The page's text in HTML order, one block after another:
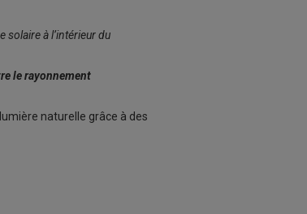
solaire à l’intérieur du
le rayonnement
naturelle grâce à des